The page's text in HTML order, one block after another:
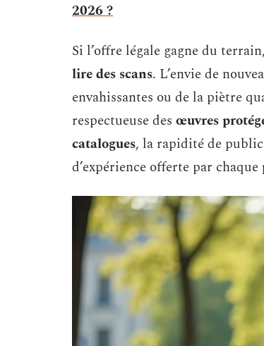
2026 ?
Si l’offre légale gagne du
lire des scans. L’envie de
envahissantes ou de la piètre
respectueuse des œuvres
catalogues, la rapidité de
d’expérience offerte par chaque